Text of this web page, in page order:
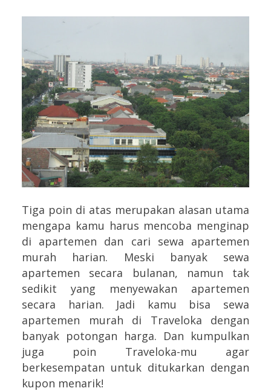
Tiga poin di atas merupakan alasan utama
mengapa kamu harus mencoba menginap
di apartemen dan cari sewa apartemen
murah harian. Meski banyak sewa
apartemen secara bulanan, namun tak
sedikit yang menyewakan apartemen
secara harian. Jadi kamu bisa sewa
apartemen murah di Traveloka dengan
banyak potongan harga. Dan kumpulkan
juga poin Traveloka-mu agar
berkesempatan untuk ditukarkan dengan
kupon menarik!